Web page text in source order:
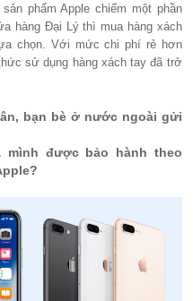
phẩm Apple chiếm một phần
hàng Đại Lý thì mua hàng xách
chọn. Với mức chi phí rẻ hơn
sử dụng hàng xách tay đã trở
bạn bè ở nước ngoài gửi
mình được bảo hành theo